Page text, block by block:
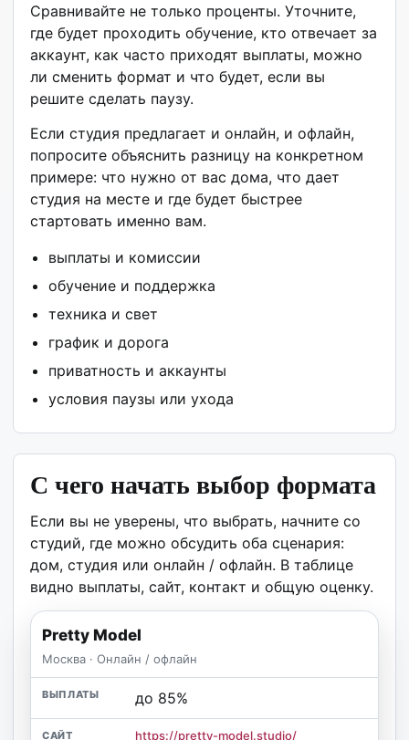
Сравнивайте не только проценты. Уточните,
где будет проходить обучение, кто отвечает за
аккаунт, как часто приходят выплаты, можно
ли сменить формат и что будет, если вы
решите сделать паузу.
Если студия предлагает и онлайн, и офлайн,
попросите объяснить разницу на конкретном
примере: что нужно от вас дома, что дает
студия на месте и где будет быстрее
стартовать именно вам.
выплаты и комиссии
обучение и поддержка
техника и свет
график и дорога
приватность и аккаунты
условия паузы или ухода
С чего начать выбор формата
Если вы не уверены, что выбрать, начните со
студий, где можно обсудить оба сценария:
дом, студия или онлайн / офлайн. В таблице
видно выплаты, сайт, контакт и общую оценку.
Pretty Model
Москва · Онлайн / офлайн
до 85%
https://pretty-model.studio/